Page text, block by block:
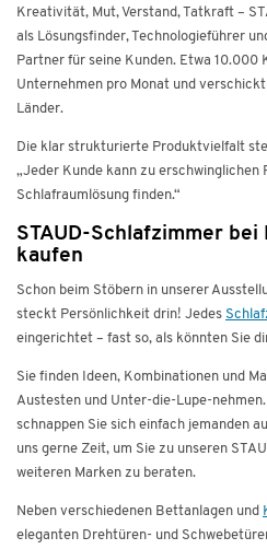
Kreativität, Mut, Verstand, Tatkraft –
als Lösungsfinder, Technologieführer
Partner für seine Kunden. Etwa 10.000
Unternehmen pro Monat und
Länder.
Die klar strukturierte Produktvielfalt
„Jeder Kunde kann zu erschwinglichen
Schlafraumlösung finden.“
STAUD-Schlafzimmer bei
kaufen
Schon beim Stöbern in unserer
steckt Persönlichkeit drin! Jedes
eingerichtet – fast so, als könnten Sie
Sie finden Ideen, Kombinationen und
Austesten und Unter-die-Lupe-nehmen.
schnappen Sie sich einfach jemanden
uns gerne Zeit, um Sie zu unseren
weiteren Marken zu beraten.
Neben verschiedenen Bettanlagen und
eleganten Drehtüren- und